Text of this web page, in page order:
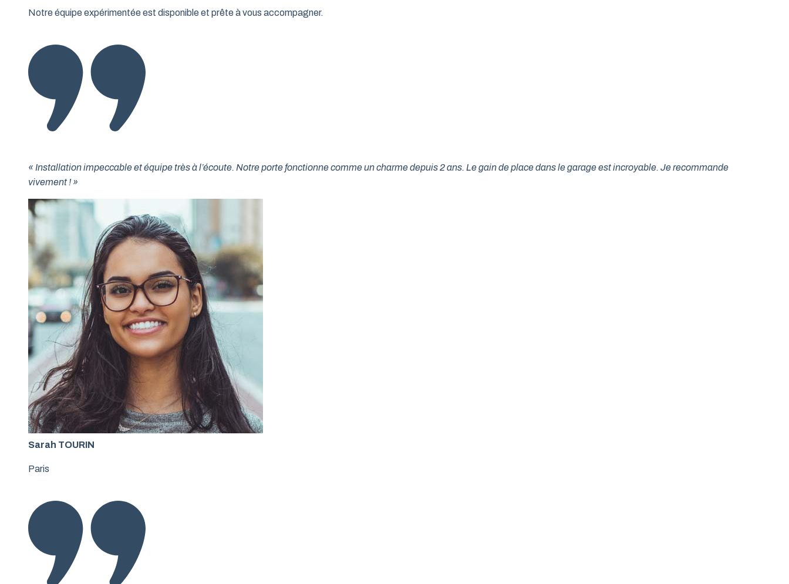
Notre équipe expérimentée est disponible et prête à vous accompagner.
« Installation impeccable et équipe très à l’écoute. Notre porte fonctionne comme un charme depuis 2 ans. Le gain de place dans le garage est incroyable. Je recommande
vivement ! »
Sarah TOURIN
Paris